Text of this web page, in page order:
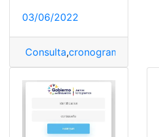
03/06/2022
Consulta,cronograma